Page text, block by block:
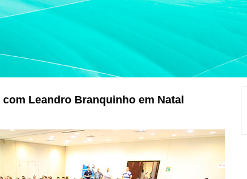
Leandro Branquinho em Natal